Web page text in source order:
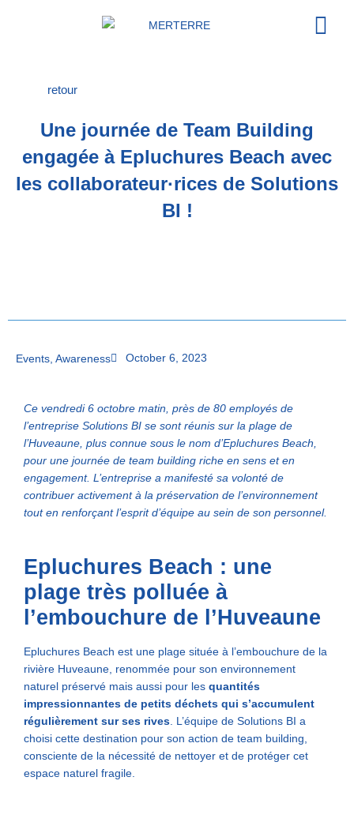
retour
Une journée de Team Building
engagée à Epluchures Beach avec
les collaborateur·rices de Solutions
BI !
Events Awareness October 6, 2023
Ce vendredi 6 octobre matin, près de 80 employés de
l’entreprise Solutions BI se sont réunis sur la plage de
l’Huveaune, plus connue sous le nom d’Epluchures Beach,
pour une journée de team building riche en sens et en
engagement. L’entreprise a manifesté sa volonté de
contribuer activement à la préservation de l’environnement
tout en renforçant l’esprit d’équipe au sein de son personnel.
Epluchures Beach : une
plage très polluée à
l’embouchure de l’Huveaune
Epluchures Beach est une plage située à l’embouchure de la
rivière Huveaune, renommée pour son environnement
naturel préservé mais aussi pour les quantités
impressionnantes de petits déchets qui s’accumulent
régulièrement sur ses rives. L’équipe de Solutions BI a
choisi cette destination pour son action de team building,
consciente de la nécessité de nettoyer et de protéger cet
espace naturel fragile.